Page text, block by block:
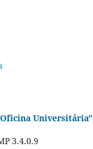
Universitária"
3.4.0.9